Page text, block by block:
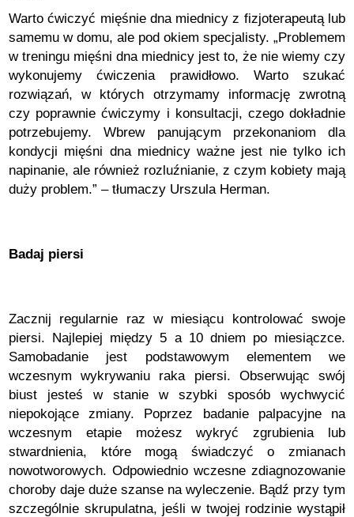
Warto ćwiczyć mięśnie dna miednicy z fizjoterapeutą lub
samemu w domu, ale pod okiem specjalisty. „Problemem
w treningu mięśni dna miednicy jest to, że nie wiemy czy
wykonujemy ćwiczenia prawidłowo. Warto szukać
rozwiązań, w których otrzymamy informację zwrotną
czy poprawnie ćwiczymy i konsultacji, czego dokładnie
potrzebujemy. Wbrew panującym przekonaniom dla
kondycji mięśni dna miednicy ważne jest nie tylko ich
napinanie, ale również rozluźnianie, z czym kobiety mają
duży problem.” – tłumaczy Urszula Herman.
Badaj piersi
Zacznij regularnie raz w miesiącu kontrolować swoje
piersi. Najlepiej między 5 a 10 dniem po miesiączce.
Samobadanie jest podstawowym elementem we
wczesnym wykrywaniu raka piersi. Obserwując swój
biust jesteś w stanie w szybki sposób wychwycić
niepokojące zmiany. Poprzez badanie palpacyjne na
wczesnym etapie możesz wykryć zgrubienia lub
stwardnienia, które mogą świadczyć o zmianach
nowotworowych. Odpowiednio wczesne zdiagnozowanie
choroby daje duże szanse na wyleczenie. Bądź przy tym
szczególnie skrupulatna, jeśli w twojej rodzinie wystąpił